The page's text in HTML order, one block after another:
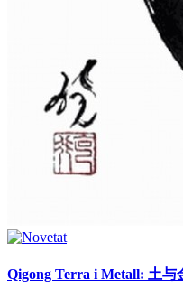
Qigong Terra i Metall: 土与